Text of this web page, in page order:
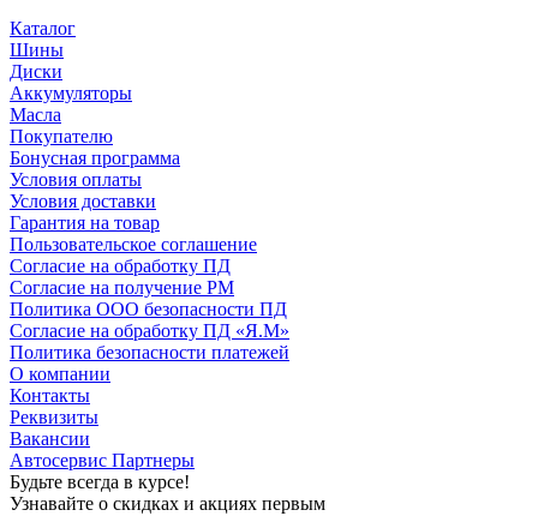
Каталог
Шины
Диски
Аккумуляторы
Масла
Покупателю
Бонусная программа
Условия оплаты
Условия доставки
Гарантия на товар
Пользовательское соглашение
Согласие на обработку ПД
Согласие на получение РМ
Политика ООО безопасности ПД
Согласие на обработку ПД «Я.М»
Политика безопасности платежей
О компании
Контакты
Реквизиты
Вакансии
Автосервис Партнеры
Будьте всегда в курсе!
Узнавайте о скидках и акциях первым